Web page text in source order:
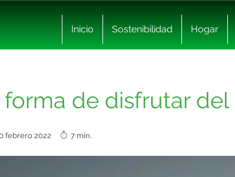
Inicio Sostenibilidad Hogar
de disfrutar
febrero 2022 7 min.